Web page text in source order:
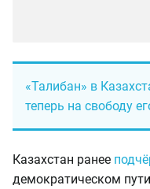
«Талибан» в
теперь на свободу
Казахстан ранее
демократическом